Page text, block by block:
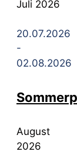
Juli 2026
20.07.2026
-
02.08.2026
August
2026